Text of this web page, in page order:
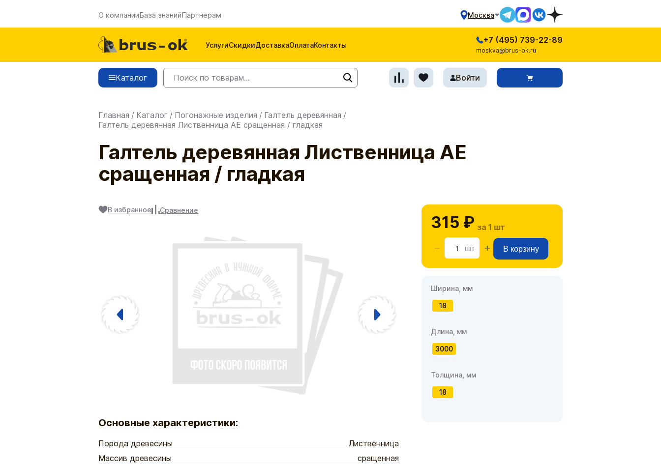
О компанииБаза знанийПартнерам Москва
УслугиСкидкиДоставкаОплатаКонтакты
+7 (495) 739-22-89
moskva@brus-ok.ru
Каталог Войти
Главная / Каталог / Погонажные изделия / Галтель деревянная /
Галтель деревянная Лиственница АЕ сращенная / гладкая
Галтель деревянная Лиственница АЕ
сращенная / гладкая
В избранное Сравнение
Основные характеристики:
Порода древесины
Лиственница
Массив древесины
сращенная
315 ₽ за 1 шт
шт В корзину
Ширина, мм
18
Длина, мм
3000
Толщина, мм
18